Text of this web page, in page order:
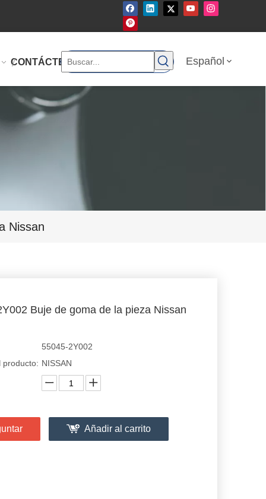
CONTÁCTENOS Español
Nissan
Buje de goma de la pieza Nissan
55045-2Y002
producto: NISSAN
Añadir al carrito